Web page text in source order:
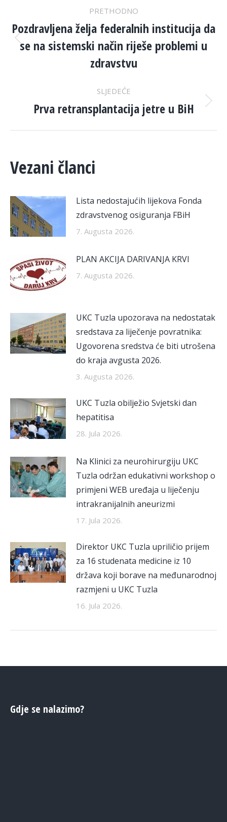
NAVIGATION
PRETHODNO
Previous
post:
Pozdravljena želja federalnih institucija da
se na sistemski način riješe problemi u
zdravstvu
SLJEDEĆE
Next
Prva retransplantacija jetre u BiH
Vezani članci
Lista nedostajućih lijekova Fonda
zdravstvenog osiguranja FBiH
7. Augusta 2026.
PLAN AKCIJA DARIVANJA KRVI
7. Augusta 2026.
UKC Tuzla upozorava na nedostatak
sredstava za liječenje povratnika:
Ugovorena sredstva će biti utrošena
do kraja avgusta 2026.
3. Augusta 2026.
UKC Tuzla obilježio Svjetski dan
hepatitisa
28. Jula 2026.
Na Klinici za neurohirurgiju UKC
Tuzla održan edukativni workshop o
primjeni WEB uređaja u liječenju
intrakranijalnih aneurizmi
17. Jula 2026.
Direktor UKC Tuzla upriličio prijem
za 16 studenata medicine iz 10
država koji borave na međunarodnoj
razmjeni u UKC Tuzla
16. Jula 2026.
Gdje se nalazimo?